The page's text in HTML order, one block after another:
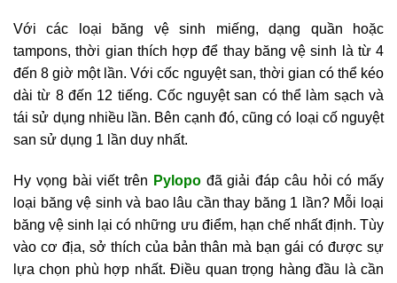
Với các loại băng vệ sinh miếng, dạng quần hoặc
tampons, thời gian thích hợp để thay băng vệ sinh là từ 4
đến 8 giờ một lần. Với cốc nguyệt san, thời gian có thể kéo
dài từ 8 đến 12 tiếng. Cốc nguyệt san có thể làm sạch và
tái sử dụng nhiều lần. Bên cạnh đó, cũng có loại cố nguyệt
san sử dụng 1 lần duy nhất.
Hy vọng bài viết trên Pylopođã giải đáp câu hỏi có mấy
loại băng vệ sinh và bao lâu cần thay băng 1 lần? Mỗi loại
băng vệ sinh lại có những ưu điểm, hạn chế nhất định. Tùy
vào cơ địa, sở thích của bản thân mà bạn gái có được sự
lựa chọn phù hợp nhất. Điều quan trọng hàng đầu là cần